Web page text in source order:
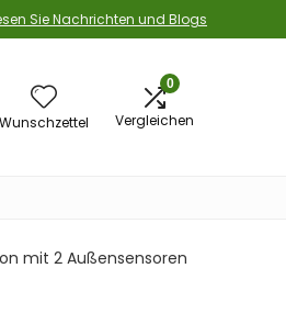
Sie Nachrichten und Blogs
Wunschzettel
0
Vergleichen
mit 2 Außensensoren